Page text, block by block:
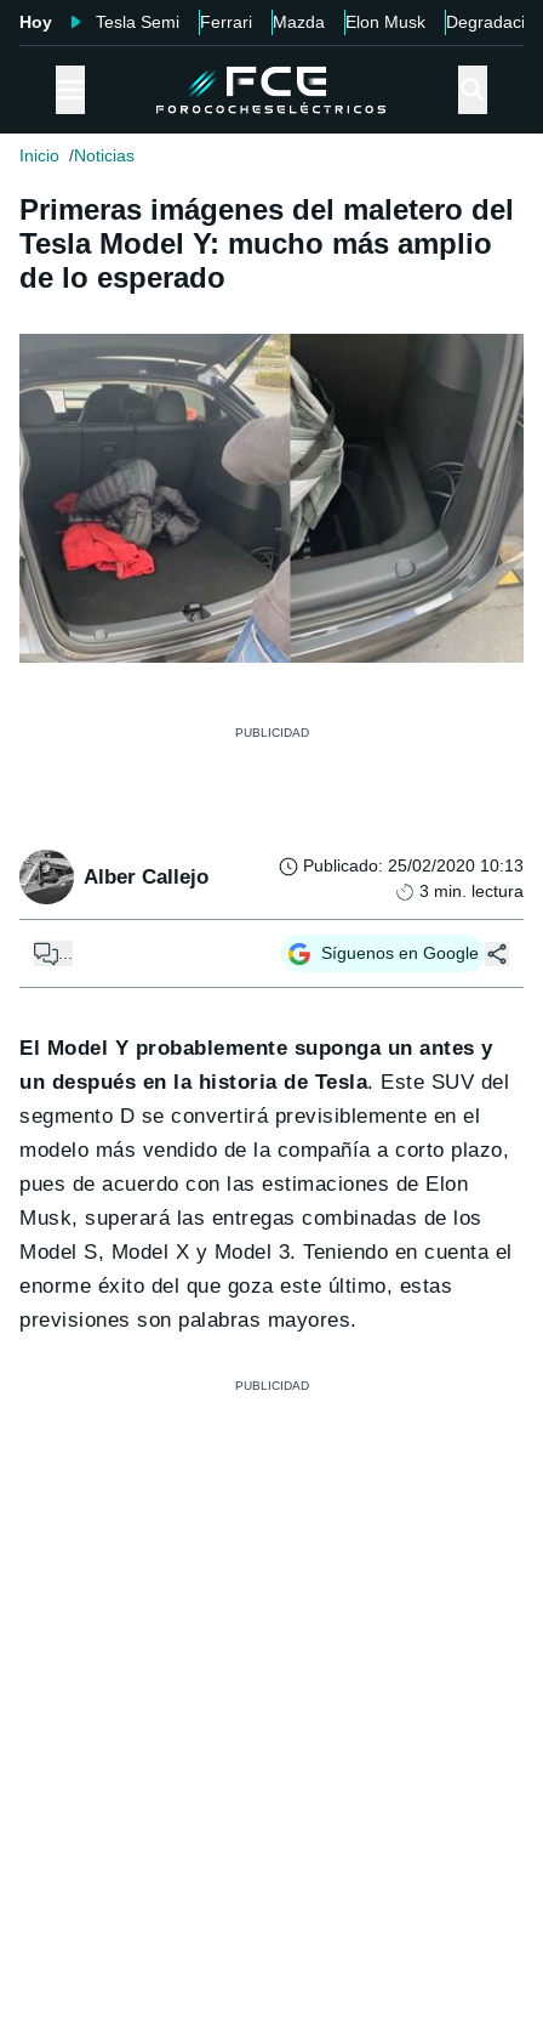
Hoy Tesla Semi Ferrari Mazda Elon Musk Degradación
Inicio Noticias
Primeras imágenes del maletero del
Tesla Model Y: mucho más amplio
de lo esperado
Alber Callejo Publicado: 25/02/2020 10:13
3 min. lectura
Síguenos en Google
El Model Y probablemente suponga un antes y
un después en la historia de Tesla. Este SUV del
segmento D se convertirá previsiblemente en el
modelo más vendido de la compañía a corto plazo,
pues de acuerdo con las estimaciones de Elon
Musk, superará las entregas combinadas de los
Model S, Model X y Model 3. Teniendo en cuenta el
enorme éxito del que goza este último, estas
previsiones son palabras mayores.